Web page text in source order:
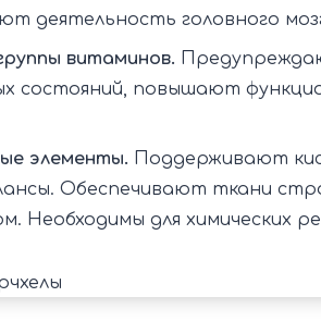
деятельность головного
витаминов.
состояний, повышают
элементы. Поддерживают
Обеспечивают ткани
Необходимы для химических